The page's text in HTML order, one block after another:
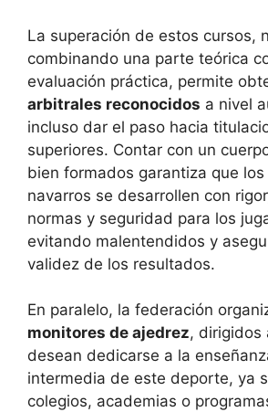
La superación de estos cursos,
combinando una parte teórica
evaluación práctica, permite
arbitrales reconocidos a nivel
incluso dar el paso hacia
superiores. Contar con un
bien formados garantiza que
navarros se desarrollen con
normas y seguridad para los
evitando malentendidos y
validez de los resultados.
En paralelo, la federación
monitores de ajedrez, dirigidos
desean dedicarse a la
intermedia de este deporte, ya
colegios, academias o